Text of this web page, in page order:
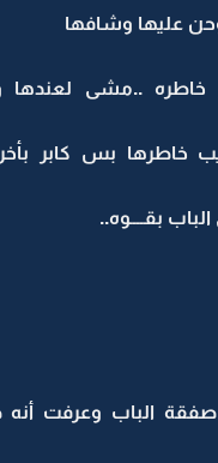
عليها وشافها
خاطره ..مشى لعندها
خاطرها بس كابر
بقــــوه..
الباب وعرفت أنه